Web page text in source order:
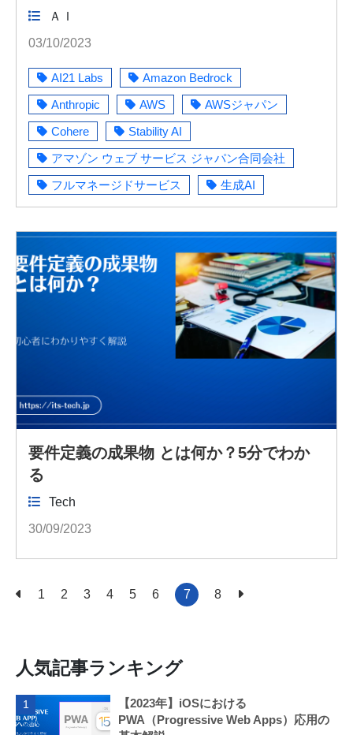
始：クラウド Watch
ＡＩ
03/10/2023
AI21 Labs
Amazon Bedrock
Anthropic
AWS
AWSジャパン
Cohere
Stability AI
アマゾン ウェブ サービス ジャパン合同会社
フルマネージドサービス
生成AI
要件定義の成果物 とは何か？5分でわか
る
Tech
30/09/2023
1 2 3 4 5 6 7 8
人気記事ランキング
1
【2023年】iOSにおける
PWA（Progressive Web Apps）応用の